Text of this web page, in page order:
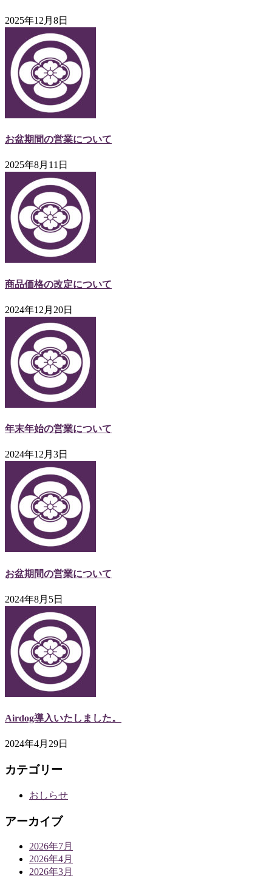
2025年12月8日
お盆期間の営業について
2025年8月11日
商品価格の改定について
2024年12月20日
年末年始の営業について
2024年12月3日
お盆期間の営業について
2024年8月5日
Airdog導入いたしました。
2024年4月29日
カテゴリー
おしらせ
アーカイブ
2026年7月
2026年4月
2026年3月